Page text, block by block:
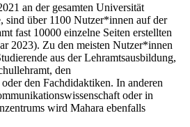
an der gesamten Universität
sind über 1100 Nutzer*innen auf der
fast 10000 einzelne Seiten erstellten
2023). Zu den meisten Nutzer*innen
aus der Lehramtsausbildung,
den
den Fachdidaktiken. In anderen
oder in
wird Mahara ebenfalls